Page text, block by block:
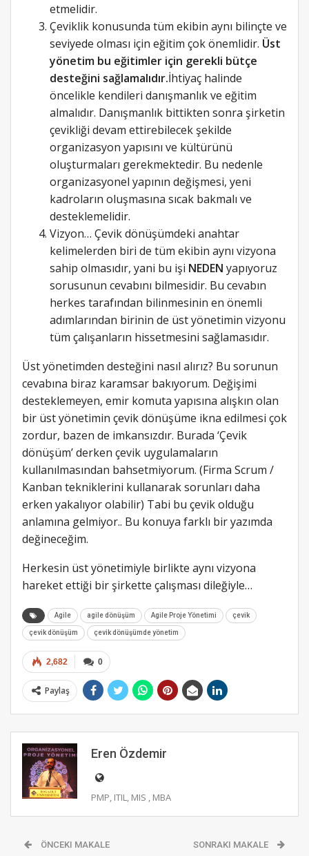
etmelidir.
Çeviklik konusunda tüm ekibin aynı bilinçte ve
seviyede olması için eğitim çok önemlidir. Üst
yönetim bu eğitimler için gerekli bütçe
desteğini sağlamalıdır.İhtiyaç halinde
öncelikle kendileri danışmanlık ve eğitim
almalıdır. Danışmanlık bittikten sonra şirketin
çevikliği devam ettirebilecek şekilde
organizasyon yapısını ve kültürünü
oluşturmaları gerekmektedir. Bu nedenle
organizasyonel yapının değişmesi, yeni
kadroların oluşmasına sıcak bakmalı ve
desteklemelidir.
Vizyon… Çevik dönüşümdeki anahtar
kelimelerden biri de tüm ekibin aynı vizyona
sahip olmasıdır, yani bu işi NEDEN yapıyoruz
sorusunun cevabını bilmesidir. Bu cevabın
herkes tarafından bilinmesinin en önemli
adımlarından birinin de üst yönetimin vizyonu
tüm çalışanların hissetmesini sağlamasıdır.
Üst yönetimden desteğini nasıl alırız? Bu sorunun
cevabına biraz karamsar bakıyorum. Değişimi
desteklemeyen, emir komuta yapısına alışkın olan
bir üst yönetimin çevik dönüşüme ikna edilmesi çok
zordur, bazen de imkansızdır. Burada ‘Çevik
dönüşüm’ derken çevik uygulamaların
kullanılmasından bahsetmiyorum. (Firma Scrum /
Kanban tekniklerini kullanarak sorunları daha
erken yakalıyor olabilir) Tabi bu çevik olduğu
anlamına gelmiyor.. Bu konuya farklı bir yazımda
değineceğim.
Herkesin üst yönetimiyle birlikte aynı vizyona
hareket ettiği bir şirkette çalışması dileğiyle…
Agile agile dönüşüm Agile Proje Yönetimi çevik
çevik dönüşüm çevik dönüşümde yönetim
0
2,682
Paylaş
Eren Özdemir
PMP, ITIL, MIS , MBA
ÖNCEKI MAKALE SONRAKI MAKALE